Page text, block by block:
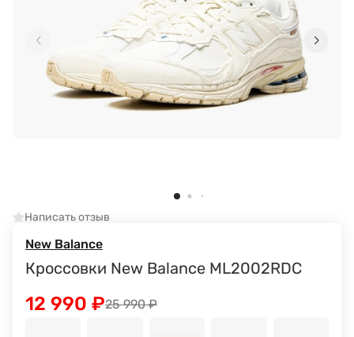
Написать отзыв
New Balance
Кроссовки New Balance ML2002RDC
25 990₽
12 990 ₽